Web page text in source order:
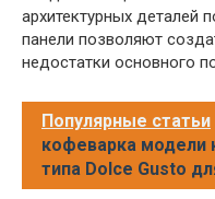
архитектурных деталей
панели позволяют
недостатки основного
Популярные статьи
кофеварка модели
типа Dolce Gusto